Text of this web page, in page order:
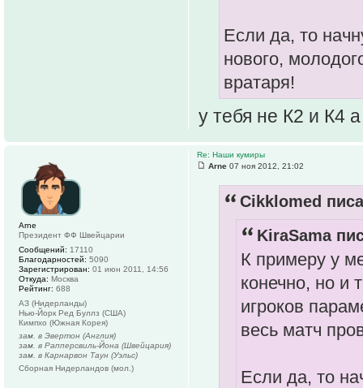
Если да, то
нового,
вратаря!
у тебя не К2 и К4
Re: Наши кумиры
Arne 07 ноя 2012, 21:02
Cikklomed
KiraSama
К примеру у
конечно, но и
игроков
весь матч
Если да, то
Arne
Президент ФФ Швейцарии
Сообщений: 17110
Благодарностей: 5090
Зарегистрирован: 01 июн 2011, 14:56
Откуда: Москва
Рейтинг: 688
АЗ (Нидерланды)
Нью-Йорк Ред Буллз (США)
Кимпхо (Южная Корея)
зам. в Эвертон (Англия)
зам. в Рапперсвиль-Йона (Швейцария)
зам. в Карнарвон Таун (Уэльс)
Сборная Нидерландов (мол.)